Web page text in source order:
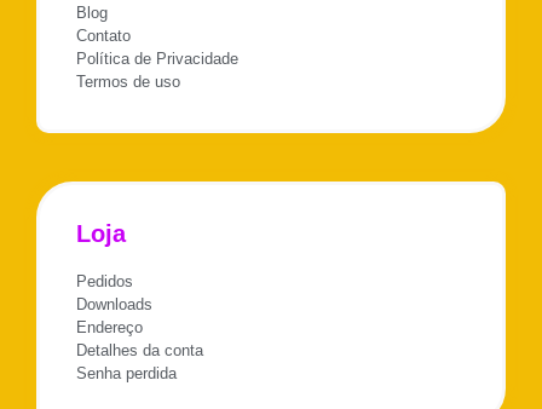
Blog
Contato
Política de Privacidade
Termos de uso
Loja
Pedidos
Downloads
Endereço
Detalhes da conta
Senha perdida